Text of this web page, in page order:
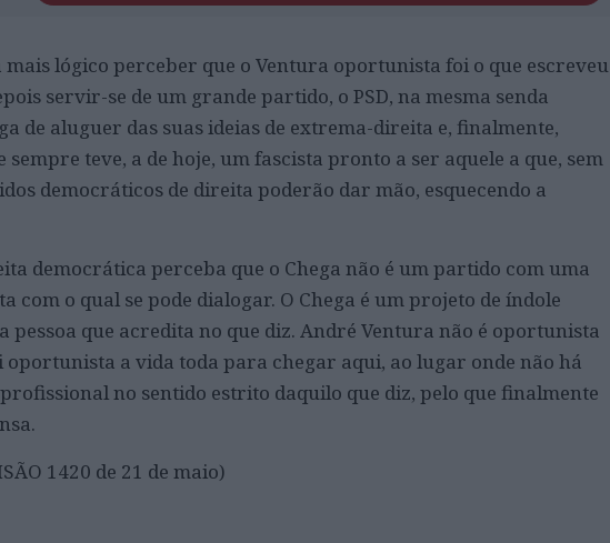
mais lógico perceber que o Ventura oportunista foi o que escreveu
servir-se de um grande partido, o PSD, na mesma senda
de aluguer das suas ideias de extrema-direita e, finalmente,
teve, a de hoje, um fascista pronto a ser aquele a que, sem
democráticos de direita poderão dar mão, esquecendo a
democrática perceba que o Chega não é um partido com uma
com o qual se pode dialogar. O Chega é um projeto de índole
pessoa que acredita no que diz. André Ventura não é oportunista
a vida toda para chegar aqui, ao lugar onde não há
no sentido estrito daquilo que diz, pelo que finalmente
1420 de 21 de maio)